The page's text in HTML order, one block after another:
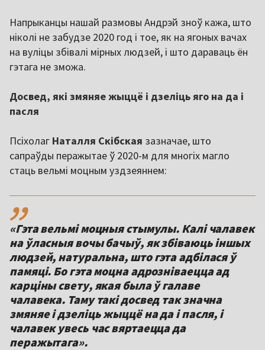
Напрыканцы нашай размовы Андрэй зноў кажа, што
ніколі не забудзе 2020 год і тое, як на ягоных вачах
на вуліцы збівалі мірных людзей, і што дараваць ён
гэтага не зможа.
Досвед, які змяняе жыццё і дзеліць яго на да і
пасля
Псіхолаг Наталля Скібская зазначае, што
сапраўды перажытае ў 2020-м для многіх магло
стаць вельмі моцным уздзеяннем:
,,
«Гэта вельмі моцныя стымулы. Калі чалавек
на ўласныя вочы бачыў, як збіваюць іншых
людзей, натуральна, што гэта адбілася ў
памяці. Бо гэта моцна адрозніваецца ад
карціны свету, якая была ў галаве
чалавека. Таму такі досвед так значна
змяняе і дзеліць жыццё на да і пасля, і
чалавек увесь час вяртаецца да
перажытага».